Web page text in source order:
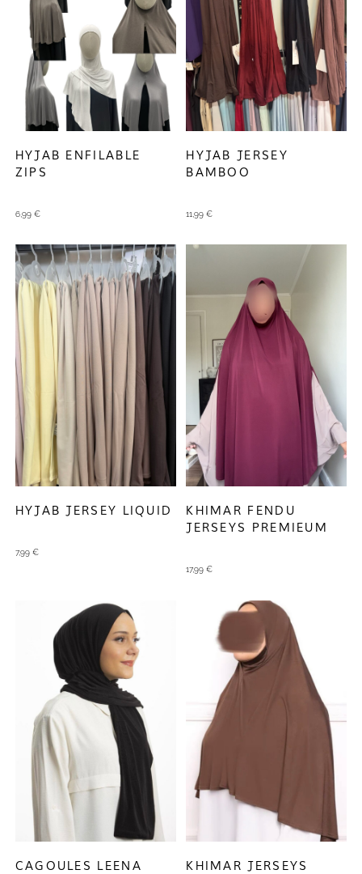
HYJAB ENFILABLE
ZIPS
6,99 €
HYJAB JERSEY
BAMBOO
11,99€
HYJAB JERSEY LIQUID
7,99 €
KHIMAR FENDU
JERSEYS PREMIEUM
17,99€
CAGOULES LEENA KHIMAR JERSEYS